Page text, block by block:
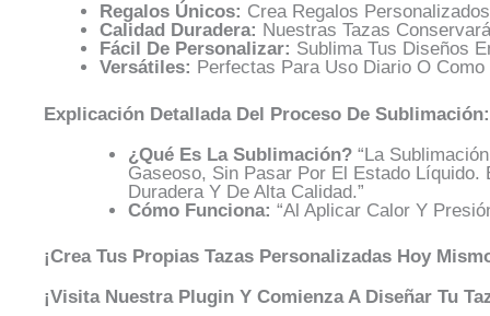
Regalos Únicos: Crea Regalos
Calidad Duradera: Nuestras Tazas
Fácil De Personalizar: Sublima Tus Diseños
Versátiles: Perfectas Para Uso Diario O
Explicación Detallada Del Proceso De Sublimación:
¿Qué Es La Sublimación?“La
Gaseoso, Sin Pasar Por El Estado Líquido.
Duradera Y De Alta Calidad.”
Cómo Funciona: “Al Aplicar Calor Y
¡Crea Tus Propias Tazas Personalizadas Hoy
¡Visita Nuestra Plugin Y Comienza A Diseñar Tu